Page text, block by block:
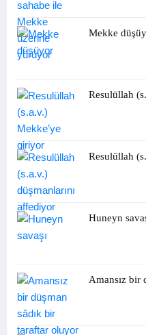
Mekke
Resulüllah
Resulüllah
Huneyn
Amansız bir